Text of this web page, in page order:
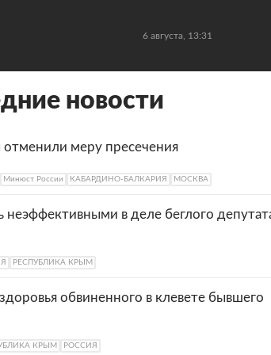
6 августа, 13:31
новости
отменили меру пресечения
Минюст России КАБАРДИНО-БАЛКАРИЯ МОСКВА
в деле беглого
РЕСПУБЛИКА КРЫМ
обвиненного в клевете бывшего
КРЫМ РОССИЯ